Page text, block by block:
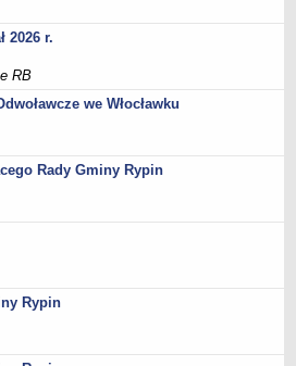
budżetu
gminy (w tym ulgi, odroczenia)
OCZYSZCZALNI ŚCIEKÓW -
2026 r.
RB
we Włocławku
Rady Gminy Rypin
Rypin